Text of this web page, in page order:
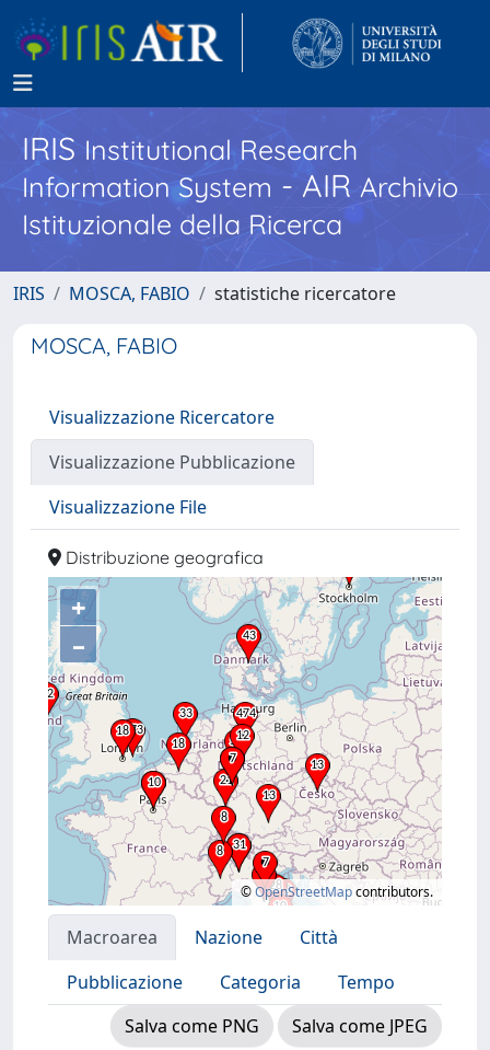
IRISInstitutional Research
Information System - AIR Archivio
Istituzionale della Ricerca
IRIS MOSCA, FABIO statistiche ricercatore
MOSCA, FABIO
Visualizzazione Ricercatore
Visualizzazione Pubblicazione
Visualizzazione File
Distribuzione geografica
+
–
©OpenStreetMapcontributors.
Macroarea Nazione
Città
Pubblicazione
Categoria
Tempo
Salva come PNG
Salva come JPEG